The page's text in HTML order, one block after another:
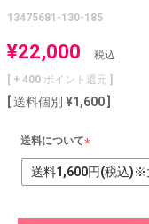
13475681-130-185
¥22,000
税込
[ + 400 ポイント還元 ]
送料個別 ¥1,600
送料について
(
必